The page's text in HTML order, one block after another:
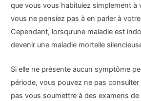
que vous vous habituiez simplement à
vous ne pensiez pas à en parler à
Cependant, lorsqu’une maladie est
devenir une maladie mortelle
Si elle ne présente aucun symptôme
période, vous pouvez ne pas
pas vous soumettre à des examens